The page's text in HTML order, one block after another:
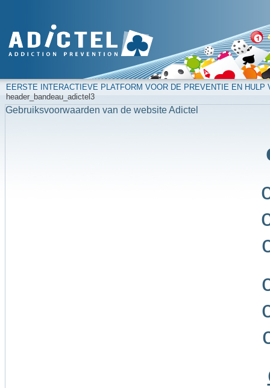
EERSTE INTERACTIEVE PLATFORM VOOR DE PREVENTIE EN HULP
header_bandeau_adictel3
Gebruiksvoorwaarden van de website Adictel